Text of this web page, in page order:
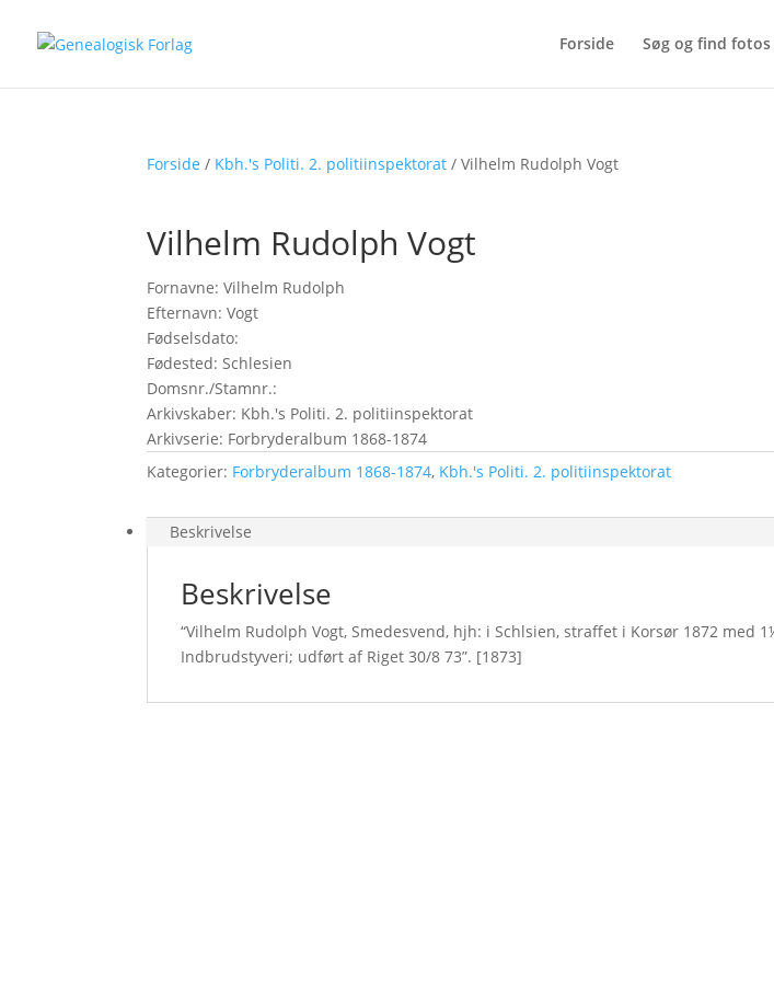
Forside Søg og find
Forside / Kbh.'s Politi. 2. politiinspektorat / Vilhelm Rudolph Vogt
Vilhelm Rudolph Vogt
Fornavne: Vilhelm Rudolph
Efternavn: Vogt
Fødselsdato:
Fødested: Schlesien
Domsnr./Stamnr.:
Arkivskaber: Kbh.'s Politi. 2. politiinspektorat
Arkivserie: Forbryderalbum 1868-1874
Kategorier: Forbryderalbum 1868-1874, Kbh.'s Politi. 2. politiinspektorat
Beskrivelse
Beskrivelse
“Vilhelm Rudolph Vogt, Smedesvend, hjh: i Schlsien, straffet i Korsør 1872 med
Indbrudstyveri; udført af Riget 30/8 73”. [1873]